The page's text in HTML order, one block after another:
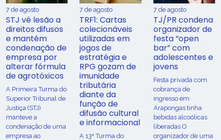
7 de agosto
STJ vê lesão a
direitos difusos
e mantém
condenação de
empresa por
alterar fórmula
de agrotóxicos
​A Primeira Turma do
Superior Tribunal de
Justiça (STJ)
manteve a
condenação de uma
empresa ao
7 de agosto
TRF1: Cartas
colecionáveis
utilizadas em
jogos de
estratégia e
RPG gozam de
imunidade
tributária
diante da
função de
difusão cultural
e informacional
A 13ª Turma do
7 de agosto
TJ/PR condena
organizador de
festa “open
bar” com
adolescentes e
jovens
Festa privada com
cobrança de
ingresso em
Arapongas tinha
bebidas alcoólicas
liberadas O
organizador de uma